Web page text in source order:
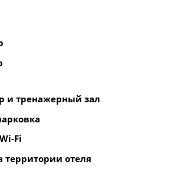
и тренажерный зал
Fi
территории отеля